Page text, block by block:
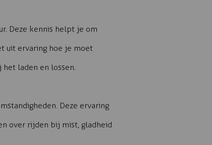
Deze kennis helpt je om
uit ervaring hoe je moet
laden en lossen.
Deze ervaring
over rijden bij mist, gladheid